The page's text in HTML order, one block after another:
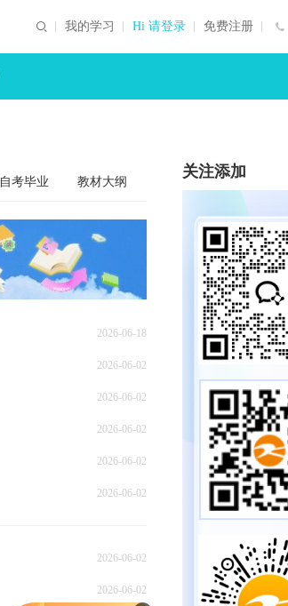
我的学习 Hi 请登录 免费注册
自考毕业 教材大纲
2026-06-18
2026-06-02
2026-06-02
2026-06-02
2026-06-02
2026-06-02
2026-06-02
2026-06-02
关注添加